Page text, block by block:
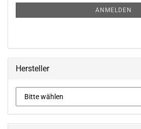
ANMELDEN
Hersteller